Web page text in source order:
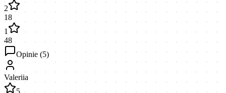
2
18
1
48
Opinie (5)
Valeriia
5